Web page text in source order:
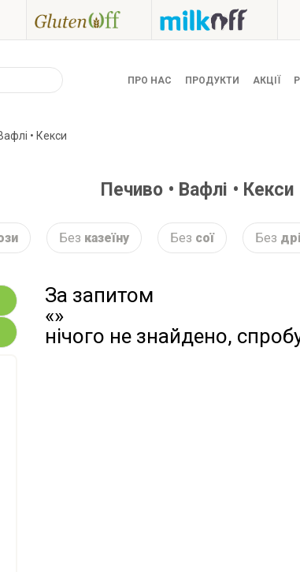
ПРО НАС ПРОДУКТИ АКЦІЇ
• Кекси
Печиво • Вафлі • Кекси
Без казеїну Без сої Без
За запитом
«»
нічого не знайдено,